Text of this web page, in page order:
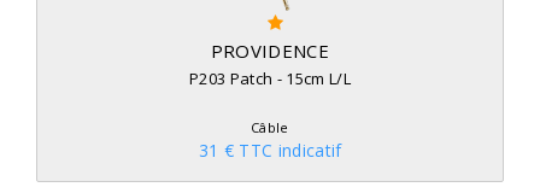
PROVIDENCE
P203 Patch - 15cm L/L
Câble
31 € TTC indicatif